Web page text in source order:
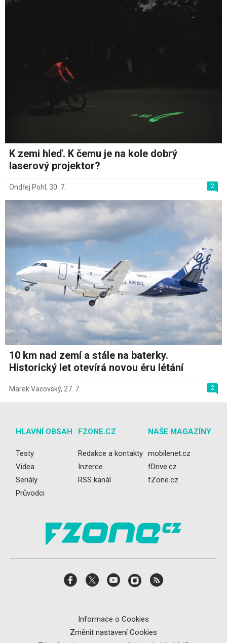
K zemi hleď. K čemu je na kole dobrý
laserový projektor?
2
Ondřej Pohl , 30. 7.
10 km nad zemí a stále na baterky.
Historický let otevírá novou éru létání
2
Marek Vacovský, 27. 7.
HLAVNÍ OBSAH
Testy
Videa
Seriály
Průvodci
FZONE.CZ
Redakce a kontakty
Inzerce
RSS kanál
NAŠE MAGAZÍNY
mobilenet.cz
fDrive.cz
fZone.cz
Informace o Cookies
Změnit nastavení Cookies